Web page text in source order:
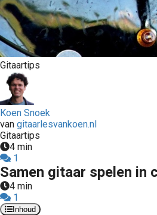
Gitaartips
Koen Snoek
van gitaarlesvankoen.nl
Gitaartips
4 min
1
Samen gitaar spelen in
4 min
1
Inhoud